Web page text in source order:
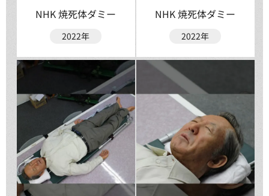
NHK 焼死体ダミー
2022年
NHK 焼死体ダミー
2022年